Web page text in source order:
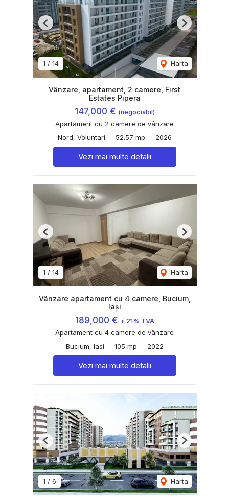
1 / 14 Harta
Previous Next
Vânzare, apartament, 2 camere, First
Estates Pipera
147,000 € (negociabil)
Apartament cu 2 camere de vânzare
Nord, Voluntari
52.57 mp 2026
Vezi mai multe detalii
1 / 14 Harta
Previous Next
Vânzare apartament cu 4 camere, Bucium,
Iași
189,000 € + 21% TVA
Apartament cu 4 camere de vânzare
Bucium, Iasi
105 mp 2022
Vezi mai multe detalii
1 / 6 Harta
Previous Next